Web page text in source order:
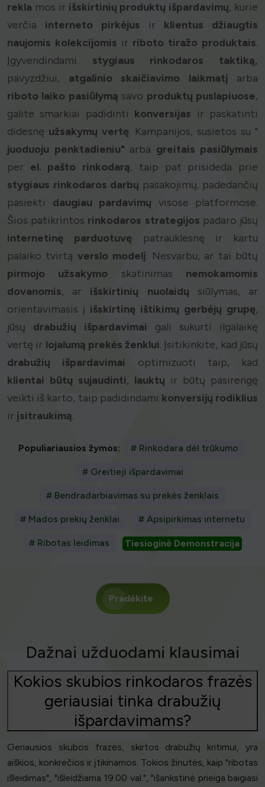
rekla mos ir išskirtinių produktų išpardavimų, kurie
verčia interneto pirkėjus ir klientus džiaugtis
naujomis kolekcijomis ir riboto tiražo produktais.
Įgyvendindami stygiaus rinkodaros taktiką,
pavyzdžiui, atgalinio skaičiavimo laikmatį arba
riboto laiko pasiūlymą savo produktų puslapiuose,
galite smarkiai padidinti konversijas ir paskatinti
didesnę užsakymų vertę. Kampanijos, susietos su "
juoduoju penktadieniu" arba greitais pasiūlymais
per el. pašto rinkodarą, taip pat prisideda prie
stygiaus rinkodaros darbų pasakojimų, padedančių
pasiekti daugiau pardavimų visose platformose.
Šios patikrintos rinkodaros strategijos padaro jūsų
internetinę parduotuvę patrauklesnę ir kartu
palaiko tvirtą verslo modelį. Nesvarbu, ar tai būtų
pirmojo užsakymo skatinimas nemokamomis
dovanomis, ar išskirtinių nuolaidų siūlymas, ar
orientavimasis į išskirtinę ištikimų gerbėjų grupę,
jūsų drabužių išpardavimai gali sukurti ilgalaikę
vertę ir lojalumą prekės ženklui. Įsitikinkite, kad jūsų
drabužių išpardavimai
optimizuoti taip, kad
klientai būtų sujaudinti, lauktų ir būtų pasirengę
veikti iš karto, taip padidindami konversijų rodiklius
ir įsitraukimą.
Populiariausios žymos: # Rinkodara dėl trūkumo
# Greitieji išpardavimai
# Bendradarbiavimas su prekės ženklais
# Mados prekių ženklai # Apsipirkimas internetu
# Ribotas leidimas Tiesioginė Demonstracija
Pradėkite
Dažnai užduodami klausimai
Kokios skubios rinkodaros frazės
geriausiai tinka drabužių
išpardavimams?
Geriausios skubos frazės, skirtos drabužių kritimui, yra
aiškios, konkrečios ir įtikinamos. Tokios žinutės, kaip "ribotas
išleidimas", "išleidžiama 19.00 val.", "išankstinė prieiga baigiasi